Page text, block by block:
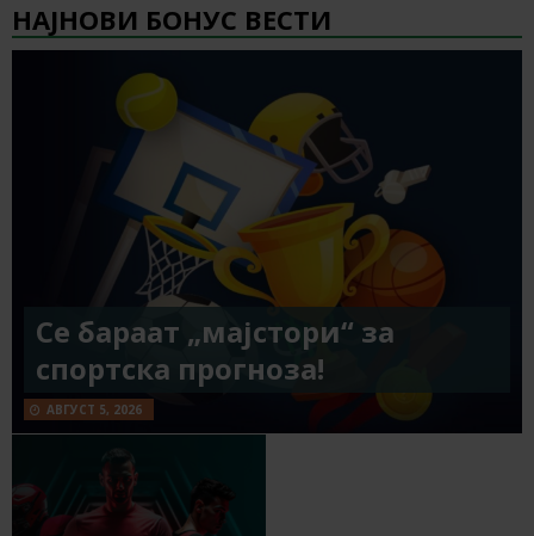
НАЈНОВИ БОНУС ВЕСТИ
Се бараат „мајстори“ за
спортска прогноза!
АВГУСТ 5, 2026